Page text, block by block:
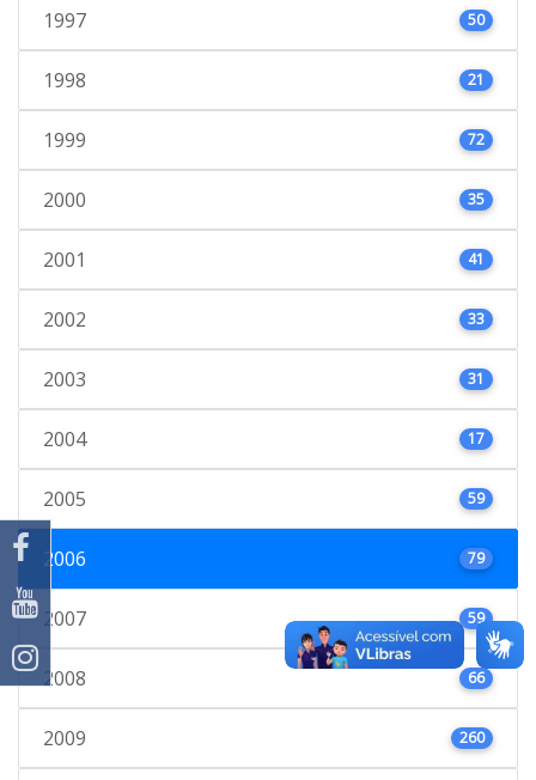
1997 50
1998 21
1999 72
2000 35
2001 41
2002 33
2003 31
2004 17
2005 59
2006 79
2007 59
2008 66
2009 260